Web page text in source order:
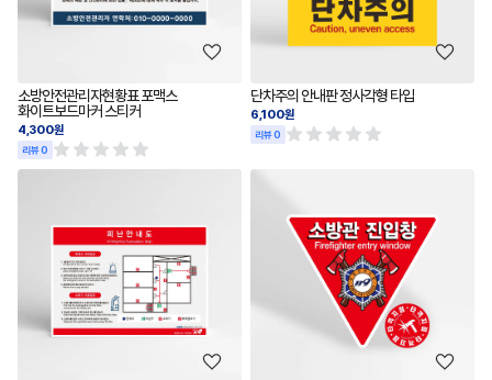
소방안전관리자현황표 포맥스
화이트보드마커 스티커
4,300원
리뷰 0
단차주의 안내판 정사각형 타입
6,100원
리뷰 0